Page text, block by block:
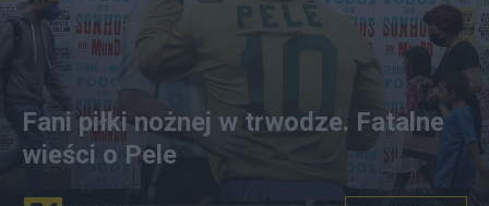
Fani piłki nożnej w trwodze. Fatalne
wieści o Pele